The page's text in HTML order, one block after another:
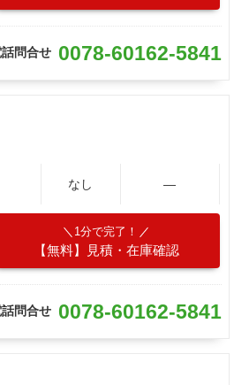
話問合せ 0078-60162-5841
なし ―
1分で完了！
【無料】見積・在庫確認
話問合せ 0078-60162-5841